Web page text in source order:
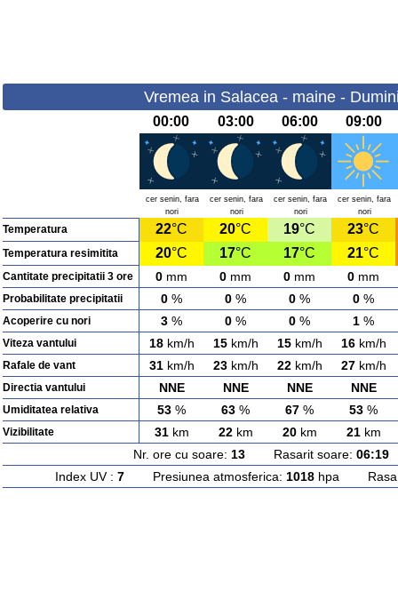
Vremea in Salacea - maine -
00:00 03:00 06:00 09:00
cer senin, fara
nori
cer senin, fara
nori
cer senin, fara
nori
cer senin, fara
nori
Temperatura 22°C 20°C 19°C 23°C
Temperatura resimitita 20°C 17°C 17°C 21°C
Cantitate precipitatii 3 ore 0 mm 0 mm 0 mm 0 mm
Probabilitate precipitatii 0 % 0 % 0 % 0 %
Acoperire cu nori 3 % 0 % 0 % 1 %
Viteza vantului 18km/h 15km/h 15km/h 16km/h
Rafale de vant 31km/h 23km/h 22km/h 27km/h
Directia vantului NNE NNE NNE NNE
Umiditatea relativa 53 % 63 % 67 % 53 %
Vizibilitate 31km 22km 20km 21km
Nr. ore cu soare: 13Rasarit soare: 06:19
Index UV : 7Presiunea atmosferica: 1018hpa